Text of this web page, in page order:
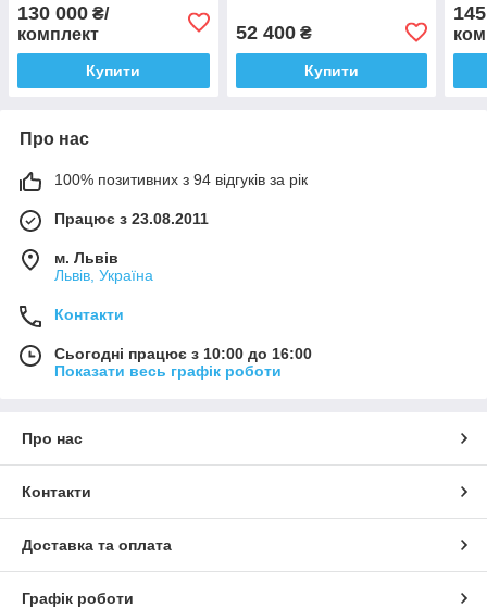
130 000 ₴/
комплект
Купити
52 400₴
Купити
Про нас
100% позитивних з 94 відгуків за рік
Працює з 23.08.2011
м. Львів
Львів, Україна
Контакти
Сьогодні працює з 10:00 до 16:00
Показати весь графік роботи
Про нас
Контакти
Доставка та оплата
Графік роботи